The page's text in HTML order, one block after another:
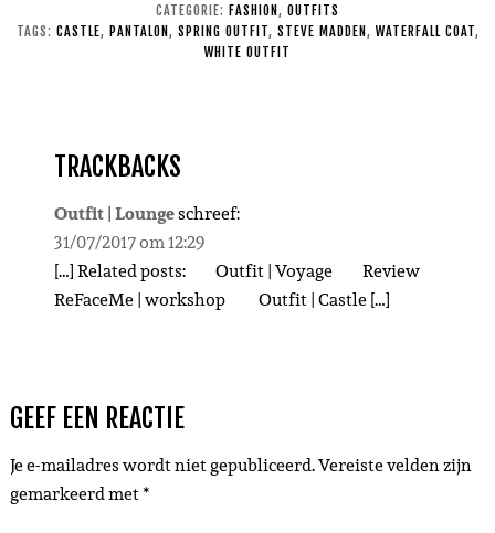
CATEGORIE: FASHION, OUTFITS
TAGS: CASTLE, PANTALON, SPRING OUTFIT, STEVE MADDEN, WATERFALL COAT,
WHITE OUTFIT
TRACKBACKS
Outfit | Loungeschreef:
31/07/2017 om 12:29
[…] Related posts: Outfit | Voyage Review
ReFaceMe | workshop Outfit | Castle […]
GEEF EEN REACTIE
Je e-mailadres wordt niet gepubliceerd.Vereiste velden zijn
gemarkeerd met*